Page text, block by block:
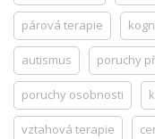
párová terapie
autismus poruchy
poruchy osobnosti
vztahová terapie